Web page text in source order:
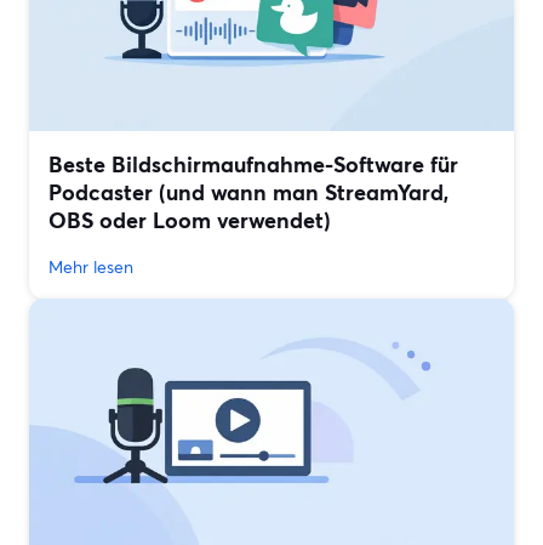
Beste Bildschirmaufnahme-Software für
Podcaster (und wann man StreamYard,
OBS oder Loom verwendet)
Mehr lesen